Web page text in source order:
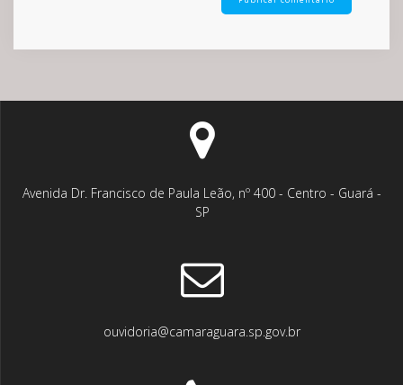
Avenida Dr. Francisco de Paula Leão, nº 400 - Centro - Guará -
SP
ouvidoria@camaraguara.sp.gov.br